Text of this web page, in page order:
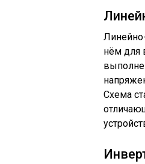
нём для
Схема